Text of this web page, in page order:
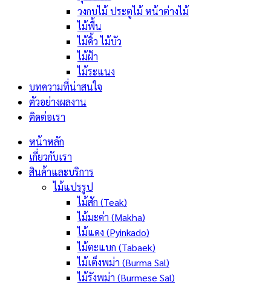
วงกบไม้ ประตูไม้ หน้าต่างไม้
ไม้พื้น
ไม้คิ้ว ไม้บัว
ไม้ฝ้า
ไม้ระแนง
บทความที่น่าสนใจ
ตัวอย่างผลงาน
ติดต่อเรา
หน้าหลัก
เกี่ยวกับเรา
สินค้าและบริการ
ไม้แปรรูป
ไม้สัก (Teak)
ไม้มะค่า (Makha)
ไม้แดง (Pyinkado)
ไม้ตะแบก (Tabaek)
ไม้เต็งพม่า (Burma Sal)
ไม้รังพม่า (Burmese Sal)